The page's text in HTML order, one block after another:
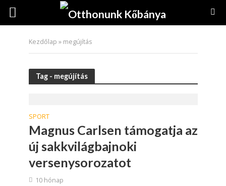
Kezdőlap » megújítás
Tag - megújítás
SPORT
Magnus Carlsen támogatja az
új sakkvilágbajnoki
versenysorozatot
10 hónap